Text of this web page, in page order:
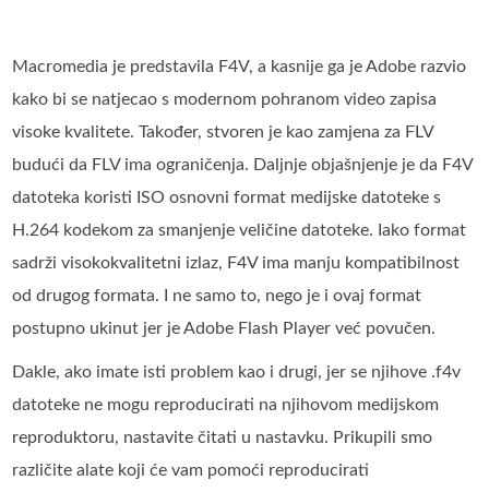
Macromedia je predstavila F4V, a kasnije ga je Adobe razvio
kako bi se natjecao s modernom pohranom video zapisa
visoke kvalitete. Također, stvoren je kao zamjena za FLV
budući da FLV ima ograničenja. Daljnje objašnjenje je da F4V
datoteka koristi ISO osnovni format medijske datoteke s
H.264 kodekom za smanjenje veličine datoteke. Iako format
sadrži visokokvalitetni izlaz, F4V ima manju kompatibilnost
od drugog formata. I ne samo to, nego je i ovaj format
postupno ukinut jer je Adobe Flash Player već povučen.
Dakle, ako imate isti problem kao i drugi, jer se njihove .f4v
datoteke ne mogu reproducirati na njihovom medijskom
reproduktoru, nastavite čitati u nastavku. Prikupili smo
različite alate koji će vam pomoći reproducirati